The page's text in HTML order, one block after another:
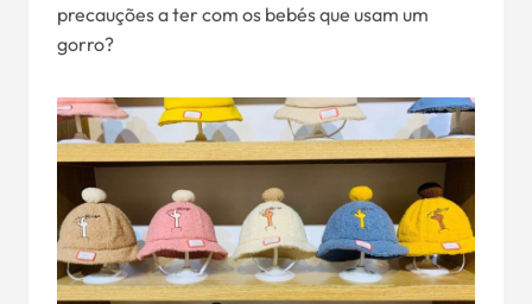
precauções a ter com os bebés que usam um
gorro?